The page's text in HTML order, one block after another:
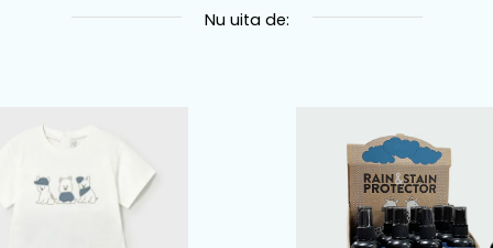
Nu uita de: